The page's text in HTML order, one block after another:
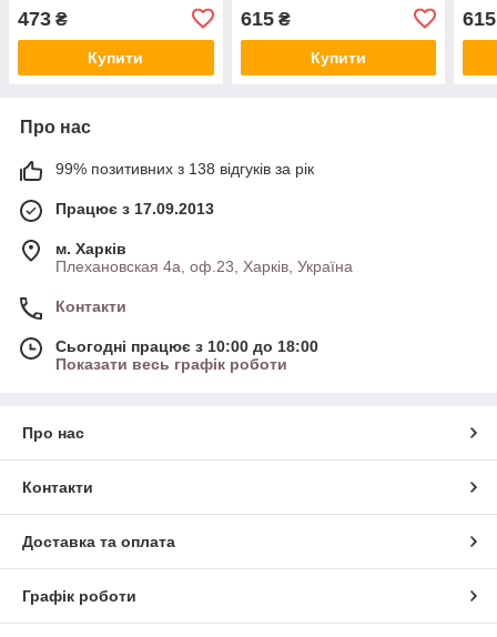
473 ₴
Купити
блондин
615₴
Купити
615
Про нас
99% позитивних з 138 відгуків за рік
Працює з 17.09.2013
м. Харків
Плехановская 4а, оф.23, Харків, Україна
Контакти
Сьогодні працює з 10:00 до 18:00
Показати весь графік роботи
Про нас
Контакти
Доставка та оплата
Графік роботи